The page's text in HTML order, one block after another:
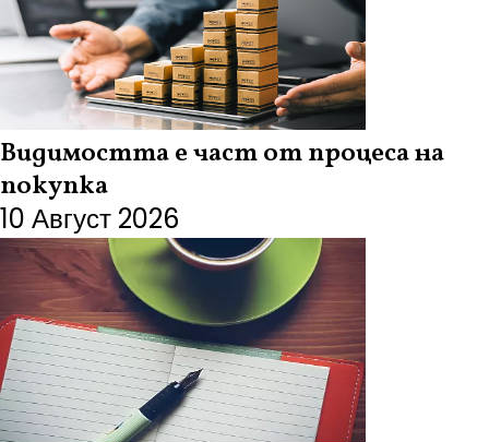
Видимостта е част от процеса на
покупка
10 Август 2026